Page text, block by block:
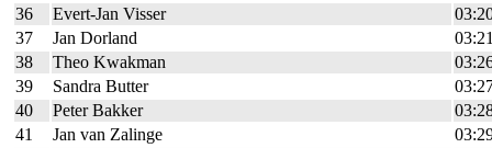
36
Evert-Jan Visser
37
Jan Dorland
38
Theo Kwakman
39
Sandra Butter
40
Peter Bakker
41
Jan van Zalinge